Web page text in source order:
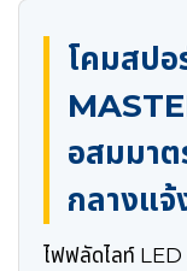
โคมสป
อสมมา
กลางแจ้
ไฟฟลัดไลท์